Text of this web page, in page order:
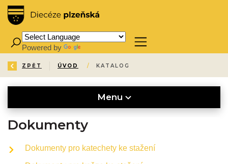
Powered by
ZPĚT ÚVOD / KATALOG
Menu
Dokumenty
Dokumenty pro katechety ke stažení